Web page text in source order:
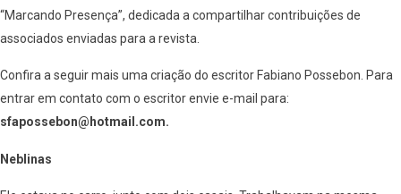
“Marcando Presença”, dedicada a compartilhar contribuições de
associados enviadas para a revista.
Confira a seguir mais uma criação do escritor Fabiano Possebon. Para
entrar em contato com o escritor envie e-mail para:
sfapossebon@hotmail.com.
Neblinas